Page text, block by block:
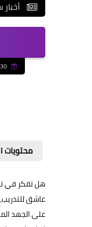
30 ديسمبر 2026
محتويات
هل تفكر في
عاشق
على الجهد